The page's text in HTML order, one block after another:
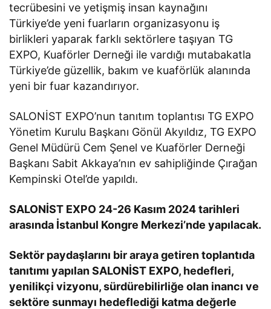
tecrübesini ve yetişmiş insan kaynağını
Türkiye’de yeni fuarların organizasyonu iş
birlikleri yaparak farklı sektörlere taşıyan TG
EXPO, Kuaförler Derneği ile vardığı mutabakatla
Türkiye’de güzellik, bakım ve kuaförlük alanında
yeni bir fuar kazandırıyor.
SALONİST EXPO’nun tanıtım toplantısı TG EXPO
Yönetim Kurulu Başkanı Gönül Akyıldız, TG EXPO
Genel Müdürü Cem Şenel ve Kuaförler Derneği
Başkanı Sabit Akkaya’nın ev sahipliğinde Çırağan
Kempinski Otel’de yapıldı.
SALONİST EXPO 24-26 Kasım 2024 tarihleri
arasında İstanbul Kongre Merkezi’nde yapılacak.
Sektör paydaşlarını bir araya getiren toplantıda
tanıtımı yapılan SALONİST EXPO, hedefleri,
yenilikçi vizyonu, sürdürebilirliğe olan inancı ve
sektöre sunmayı hedeflediği katma değerle